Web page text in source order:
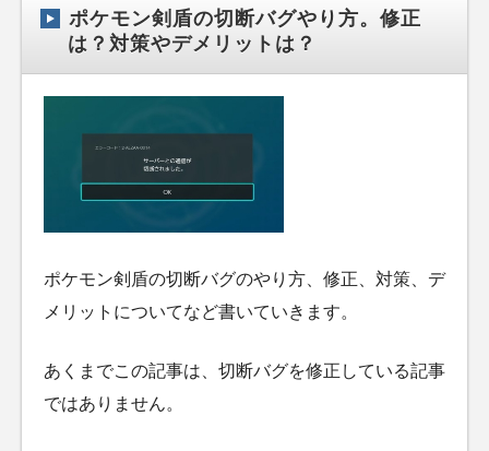
ポケモン剣盾の切断バグやり方。修正
は？対策やデメリットは？
ポケモン剣盾の切断バグのやり方、修正、対策、デ
メリットについてなど書いていきます。
あくまでこの記事は、切断バグを修正している記事
ではありません。